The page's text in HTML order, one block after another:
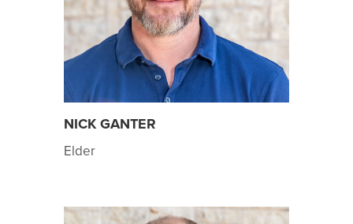
NICK GANTER
Elder